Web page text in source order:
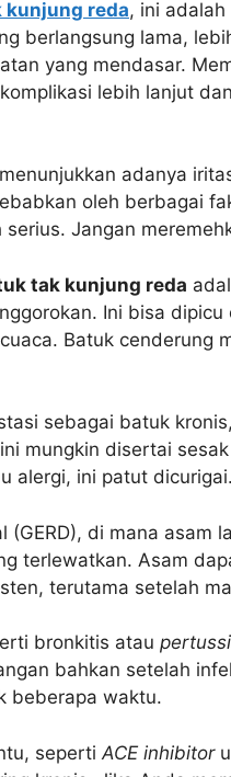
kunjung reda, ini
berlangsung lama,
yang mendasar.
lebih lanjut
adanya
oleh berbagai
Jangan
tak kunjung reda
Ini bisa
Batuk cenderung
sebagai batuk
mungkin disertai
alergi, ini patut dicurigai.
di mana asam
terlewatkan. Asam
terutama setelah
bronkitis atau
bahkan setelah
beberapa waktu.
seperti ACE inhibitor